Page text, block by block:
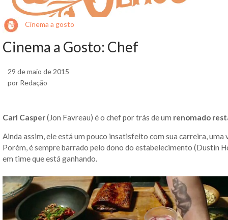
Cinema a gosto
Cinema a Gosto: Chef
29 de maio de 2015
por Redação
Carl Casper(Jon Favreau) é o chef por trás de um renomado
Ainda assim, ele está um pouco insatisfeito com sua carreira,
Porém, é sempre barrado pelo dono do estabelecimento (Dustin
em time que está ganhando.